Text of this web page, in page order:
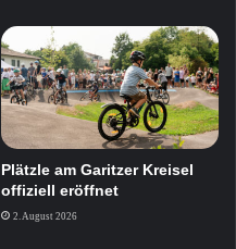
Plätzle am Garitzer Kreisel
offiziell eröffnet
2. August 2026